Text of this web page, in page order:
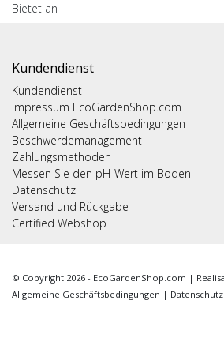
Bietet an
Kundendienst
Kundendienst
Impressum EcoGardenShop.com
Allgemeine Geschäftsbedingungen
Beschwerdemanagement
Zahlungsmethoden
Messen Sie den pH-Wert im Boden
Datenschutz
Versand und Rückgabe
Certified Webshop
© Copyright 2026 - EcoGardenShop.com |
Allgemeine Geschäftsbedingungen | Datenschutz